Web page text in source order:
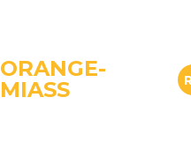
ORANGE-
MIASS